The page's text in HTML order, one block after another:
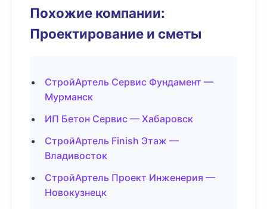
Похожие компании:
Проектирование и сметы
СтройАртель Сервис Фундамент —
Мурманск
ИП Бетон Сервис — Хабаровск
СтройАртель Finish Этаж —
Владивосток
СтройАртель Проект Инженерия —
Новокузнецк